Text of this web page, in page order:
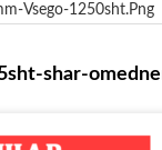
Vsego-1250sht.png
shar-